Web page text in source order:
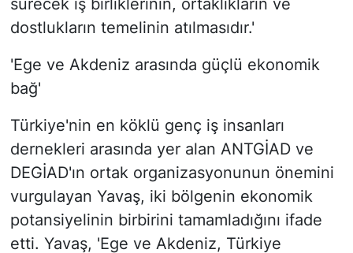
sürecek iş birliklerinin, ortaklıkların ve
dostlukların temelinin atılmasıdır.'
'Ege ve Akdeniz arasında güçlü ekonomik
bağ'
Türkiye'nin en köklü genç iş insanları
dernekleri arasında yer alan ANTGİAD ve
DEGİAD'ın ortak organizasyonunun önemini
vurgulayan Yavaş, iki bölgenin ekonomik
potansiyelinin birbirini tamamladığını ifade
etti. Yavaş, 'Ege ve Akdeniz, Türkiye